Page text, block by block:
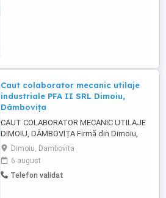
Caut colaborator mecanic utilaje
industriale PFA II SRL Dimoiu,
Dâmbovița
CAUT COLABORATOR MECANIC UTILAJE
DIMOIU, DÂMBOVIȚA Firmă din Dimoiu,
str. Principală nr. 84, jud. Dâmbovița caută
colaborator cu experiență în mentenanța
utilajelor industriale. ACTIVITĂȚI
SOLICITATE: - Înlocuire și reglaj cuțite și
Dimoiu, Dambovita
6 august
Telefon validat